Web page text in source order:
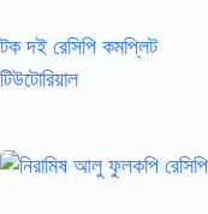
টক দই রেসিপি কমপ্লিট
টিউটোরিয়াল